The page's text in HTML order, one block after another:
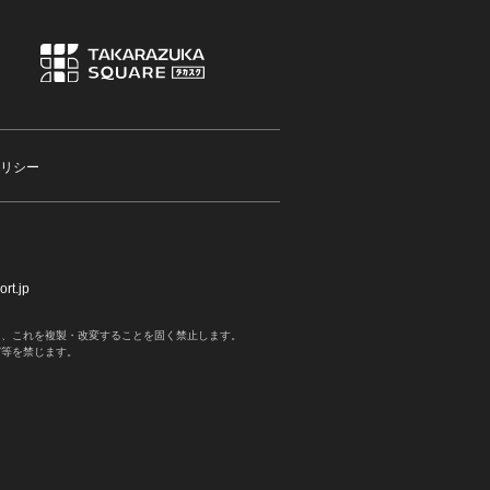
シー
これを複製・改変することを固く禁止します。
を禁じます。